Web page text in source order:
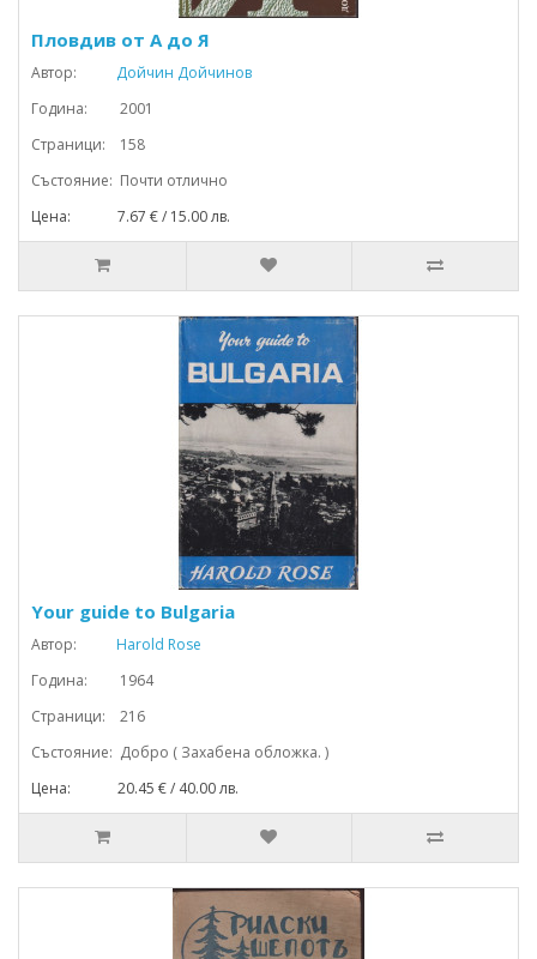
Пловдив от А до Я
Автор:
Дойчин Дойчинов
Година: 2001
Страници: 158
Състояние: Почти отлично
Цена: 7.67 € / 15.00 лв.
Your guide to Bulgaria
Автор:
Harold Rose
Година: 1964
Страници: 216
Състояние: Добро ( Захабена обложка. )
Цена: 20.45 € / 40.00 лв.